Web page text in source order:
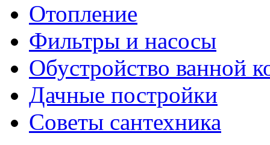
Отопление
Фильтры и насосы
Обустройство ванной
Дачные постройки
Советы сантехника